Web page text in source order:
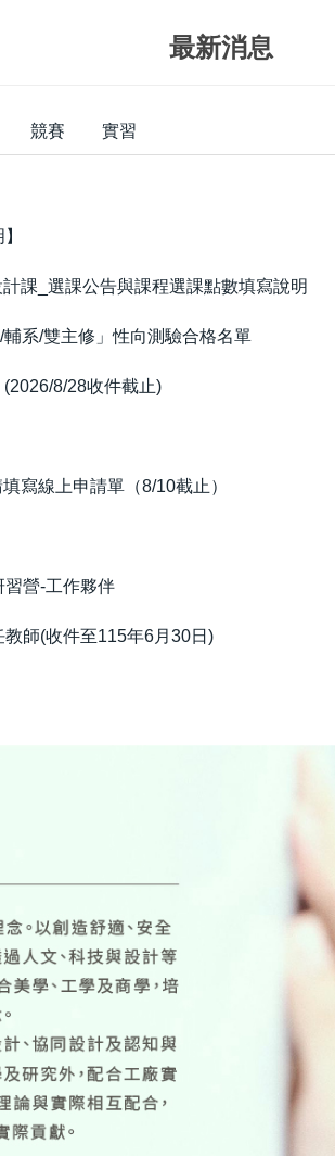
最新消息
競賽 實習
課_選課公告與課程選課點數填寫說明
系/雙主修」性向測驗合格名單
(2026/8/28收件截止)
寫線上申請單（8/10截止）
習營-工作夥伴
教師(收件至115年6月30日)